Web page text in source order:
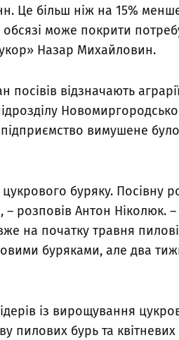
Це більш ніж на 15%
може покрити
Назар Михайловин.
відзначають
вимушене
буряку. Посівну
– розповів Антон Ніколюк.
на початку травня
буряками, але два
із вирощування
пилових бурь та квітневих